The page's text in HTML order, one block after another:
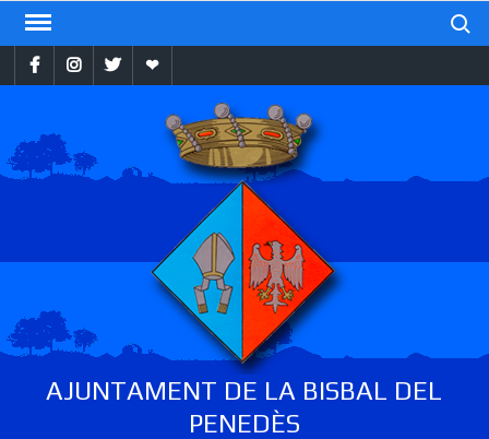
Skip
contentFacebookInstragram
TwitterEbando
AJUNTAMENT DE LA BISBAL DEL
PENEDÈS